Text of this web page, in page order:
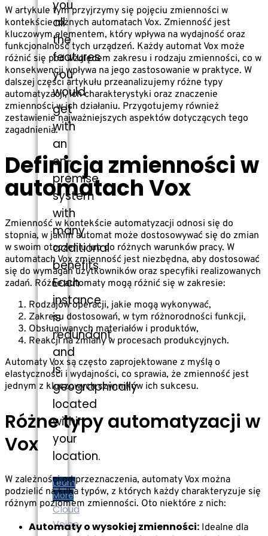
you
all
the
features
you
would
get
with
an
on-
premise
system
with
many
additional
benefits.
Each
instance
is
redundant
and
is
geographically
located
within
your
location.
Learn
More
Cloud
Voice
W artykule tym przyjrzymy się pojęciu zmienności w
kontekście różnych automatach Vox. Zmienność jest
kluczowym elementem, który wpływa na wydajność oraz
funkcjonalność tych urządzeń. Każdy automat Vox może
różnić się pod względem zakresu i rodzaju zmienności, co w
konsekwencji wpływa na jego zastosowanie w praktyce. W
dalszej części artykułu przeanalizujemy różne typy
automatyzacji, ich charakterystyki oraz znaczenie
zmienności w ich działaniu. Przygotujemy również
zestawienie najważniejszych aspektów dotyczących tego
zagadnienia.
Definicja zmienności w
automatach Vox
Zmienność w kontekście automatyzacji odnosi się do
stopnia, w jakim automat może dostosowywać się do zmian
w swoim otoczeniu lub do różnych warunków pracy. W
automatach Vox zmienność jest niezbędna, aby dostosować
się do wymagań użytkowników oraz specyfiki realizowanych
zadań. Różne automaty mogą różnić się w zakresie:
Rodzajów operacji, jakie mogą wykonywać,
Zakresu dostosowań, w tym różnorodności funkcji,
Obsługiwanych materiałów i produktów,
Reakcji na zmiany w procesach produkcyjnych.
Automaty Vox są często zaprojektowane z myślą o
elastyczności i wydajności, co sprawia, że zmienność jest
jednym z kluczowych czynników ich sukcesu.
Różne typy automatyzacji w
Vox
W zależności od przeznaczenia, automaty Vox można
podzielić na kilka typów, z których każdy charakteryzuje się
różnym poziomem zmienności. Oto niektóre z nich:
Automaty o wysokiej zmienności: Idealne dla